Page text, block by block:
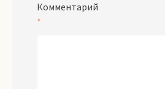
Комментарий
*